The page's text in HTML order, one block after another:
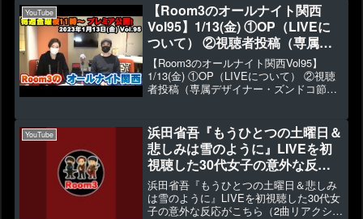
YouTube
【Room3のオールナイト関西
Vol95】1/13(金) ①OP（LIVEに
ついて） ②視聴者投稿（専属デ
ザイナー・ズンドコ節・Room3
の抱負は？・年末の電凸・ジンク
スやゲン担ぎ）など（約60分）
【Room3のオールナイト関西Vol95】
1/13(金) ①OP（LIVEについて） ②視聴
者投稿（専属デザイナー・ズンドコ節・
👍27【Room3のオールナイ...
YouTube
浜田省吾『もうひとつの土曜日＆
悲しみは雪のように』LIVEを初
視聴した30代女子の意外な反応
がこちら（2曲リアクション）
【Room3の見れるラジオ】
浜田省吾『もうひとつの土曜日＆悲しみ
は雪のように』LIVEを初視聴した30代女
子の意外な反応がこちら（2曲リアクショ